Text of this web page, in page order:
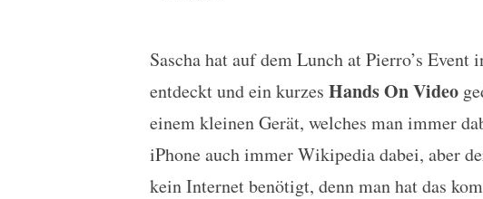
Wiki Reader Hands On Video
Sascha hat auf dem Lunch at Pierro’s Event
entdeckt und ein kurzes Hands OnVideo
einem kleinen Gerät, welches man immer
iPhone auch immer Wikipedia dabei, aber
kein Internet benötigt, denn man hat das